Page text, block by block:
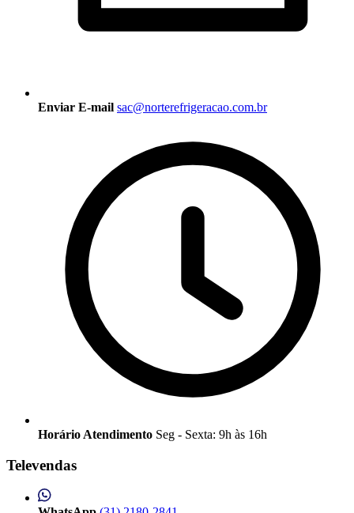
Enviar E-mail sac@norterefrigeracao.com.br
Horário Atendimento Seg - Sexta: 9h às 16h
Televendas